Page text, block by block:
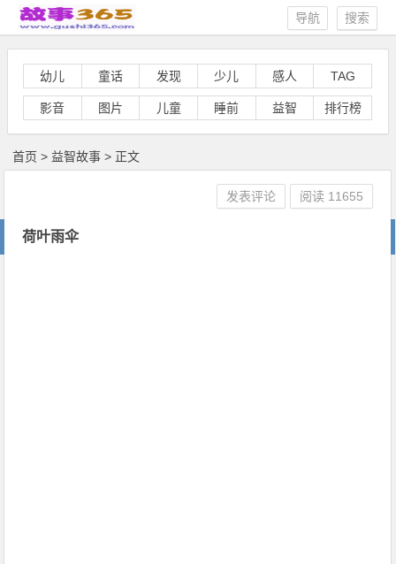
搜索
导航
幼儿 童话 发现 少儿 感人 TAG
影音 图片 儿童 睡前 益智 排行榜
首页 > 益智故事 > 正文
荷叶雨伞
发表评论 阅读 11655